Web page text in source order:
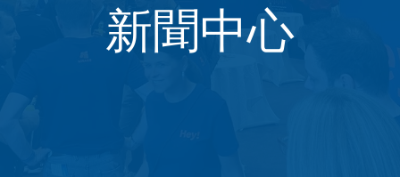
新聞中心